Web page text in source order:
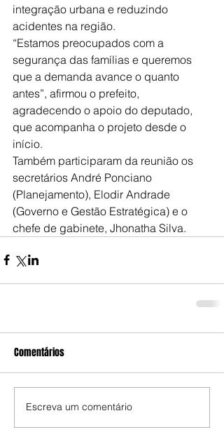
integração urbana e reduzindo
acidentes na região.
“Estamos preocupados com a
segurança das famílias e queremos
que a demanda avance o quanto
antes”, afirmou o prefeito,
agradecendo o apoio do deputado,
que acompanha o projeto desde o
início.
Também participaram da reunião os
secretários André Ponciano
(Planejamento), Elodir Andrade
(Governo e Gestão Estratégica) e o
chefe de gabinete, Jhonatha Silva.
Comentários
Escreva um comentário